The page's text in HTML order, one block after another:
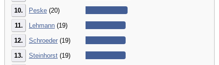
10. Peske (20)
11. Lehmann (19)
12. Schroeder (19)
13. Steinhorst (19)